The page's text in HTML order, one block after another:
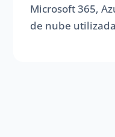
Microsoft 365,
de nube